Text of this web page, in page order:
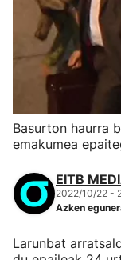
Basurton haurra
emakumea
EITB
2022/10/22 -
Azken
Larunbat